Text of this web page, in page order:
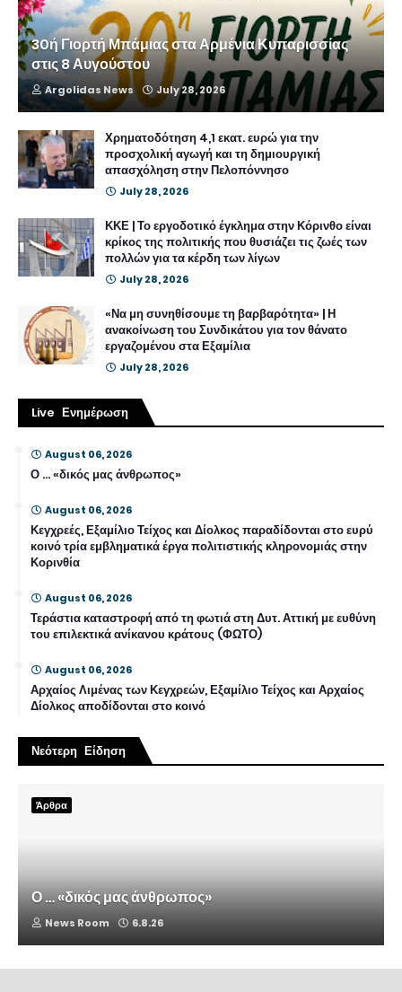
30ή Γιορτή Μπάμιας στα Αρμένια Κυπαρισσίας
στις 8 Αυγούστου
Argolidas News July 28, 2026
Χρηματοδότηση 4,1 εκατ. ευρώ για την
προσχολική αγωγή και τη δημιουργική
απασχόληση στην Πελοπόννησο
July 28, 2026
ΚΚΕ | Το εργοδοτικό έγκλημα στην Κόρινθο είναι
κρίκος της πολιτικής που θυσιάζει τις ζωές των
πολλών για τα κέρδη των λίγων
July 28, 2026
«Να μη συνηθίσουμε τη βαρβαρότητα» | Η
ανακοίνωση του Συνδικάτου για τον θάνατο
εργαζομένου στα Εξαμίλια
July 28, 2026
Live Ενημέρωση
August 06, 2026
Ο … «δικός μας άνθρωπος»
August 06, 2026
Κεγχρεές, Εξαμίλιο Τείχος και Δίολκος παραδίδονται στο ευρύ
κοινό τρία εμβληματικά έργα πολιτιστικής κληρονομιάς στην
Κορινθία
August 06, 2026
Τεράστια καταστροφή από τη φωτιά στη Δυτ. Αττική με ευθύνη
του επιλεκτικά ανίκανου κράτους (ΦΩΤΟ)
August 06, 2026
Αρχαίος Λιμένας των Κεγχρεών, Εξαμίλιο Τείχος και Αρχαίος
Δίολκος αποδίδονται στο κοινό
Νεότερη Είδηση
Άρθρα
Ο … «δικός μας άνθρωπος»
News Room 6.8.26